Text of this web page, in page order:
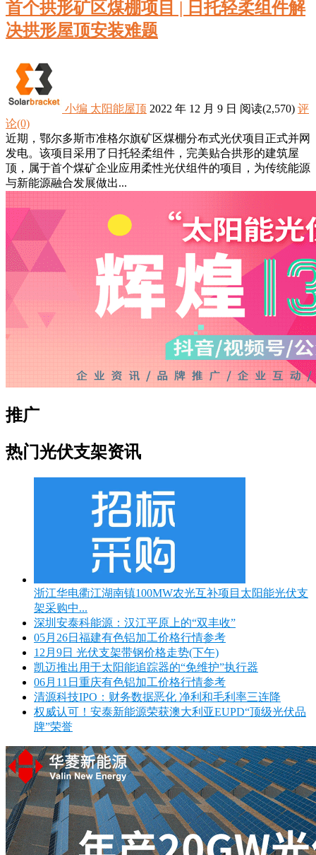
首个拱形矿区煤棚项目 | 日托轻柔组件解
决拱形屋顶安装难题
小编 太阳能屋顶 2022 年 12 月 9 日 阅读(2,570) 评
论(0)
近期，鄂尔多斯市准格尔旗矿区煤棚分布式光伏项目正式并网
发电。该项目采用了日托轻柔组件，完美贴合拱形的建筑屋
顶，属于首个煤矿企业应用柔性光伏组件的项目，为传统能源
与新能源融合发展做出...
推广
热门光伏支架资讯
浙江华电衢江湖南镇100MW农光互补项目太阳能光伏支
架采购中...
深圳安泰科能源：汉江平原上的“双丰收”
05月26日福建有色铝加工价格行情参考
12月9日 光伏支架带钢价格走势(下午)
凯迈推出用于太阳能追踪器的“免维护”执行器
06月11日重庆有色铝加工价格行情参考
清源科技IPO：财务数据恶化 净利和毛利率三连降
权威认可！安泰新能源荣获澳大利亚EUPD“顶级光伏品
牌”荣誉